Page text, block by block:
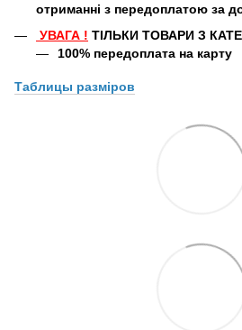
отриманні з передоплатою за
УВАГА ! ТІЛЬКИ ТОВАРИ З
100% передоплата на карту
Таблицы разміров